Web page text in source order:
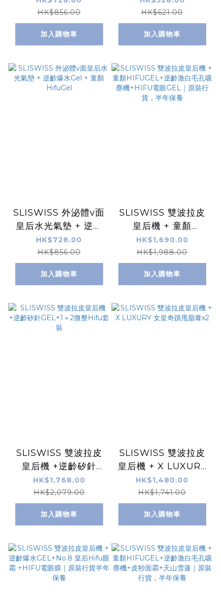
幹細胞HIFU皇后面霜
HK$856.00
加入購物車
HK$621.00
加入購物車
SLISWISS 外泌體v面
皇后水光氣墊 + 逆齡
爆水Gel + 童顏
HifuGel
HK$728.00
HK$856.00
加入購物車
SLISWISS 雙波拉皮
皇后機 + 童顏
HIFUGEL+逆齡激白
毛孔吸塵機+HIFU電
眼GEL｜原裝行貨，
半年保養
HK$1,690.00
HK$1,988.00
加入購物車
SLISWISS 雙波拉皮
皇后機 +逆齡矽針
GEL+1＋2微整Hifu套
裝
HK$1,768.00
HK$2,079.00
加入購物車
SLISWISS 雙波拉皮
皇后機 + X LUXURY
女皇奇蹟甩脂膏x2
HK$1,480.00
HK$1,741.00
加入購物車